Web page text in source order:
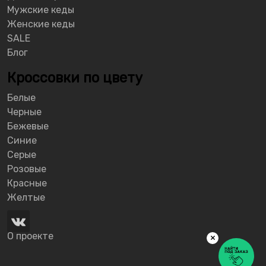
Мужские кеды
Женские кеды
SALE
Блог
Кроссовки по цвету
Белые
Черные
Бежевые
Синие
Серые
Розовые
Красные
Желтые
О проекте ×